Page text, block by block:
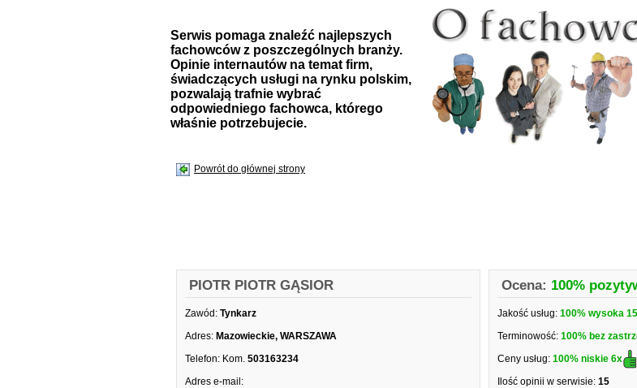
Serwis pomaga znaleźć najlepszych
fachowców z poszczególnych branży.
Opinie internautów na temat firm,
świadczących usługi na rynku polskim,
pozwalają trafnie wybrać
odpowiedniego fachowca, którego
właśnie potrzebujecie.
Powrót do głównej strony
PIOTR PIOTR GĄSIOR
Zawód: Tynkarz
Adres: Mazowieckie, WARSZAWA
Telefon: Kom. 503163234
Adres e-mail:
Ocena: 100%
Jakość usług: 100% wysoka
Terminowość: 100% bez
Ceny usług: 100% niskie 6x
Ilość opinii w serwisie: 15